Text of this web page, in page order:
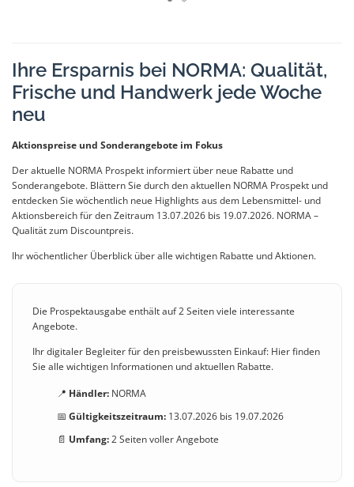
Ihre Ersparnis bei NORMA: Qualität,
Frische und Handwerk jede Woche
neu
Aktionspreise und Sonderangebote im Fokus
Der aktuelle NORMA Prospekt informiert über neue Rabatte und
Sonderangebote. Blättern Sie durch den aktuellen NORMA Prospekt und
entdecken Sie wöchentlich neue Highlights aus dem Lebensmittel- und
Aktionsbereich für den Zeitraum 13.07.2026 bis 19.07.2026. NORMA –
Qualität zum Discountpreis.
Ihr wöchentlicher Überblick über alle wichtigen Rabatte und Aktionen.
Die Prospektausgabe enthält auf 2 Seiten viele interessante
Angebote.
Ihr digitaler Begleiter für den preisbewussten Einkauf: Hier finden
Sie alle wichtigen Informationen und aktuellen Rabatte.
📍 Händler:NORMA
📅 Gültigkeitszeitraum:13.07.2026 bis 19.07.2026
📄 Umfang:2 Seiten voller Angebote